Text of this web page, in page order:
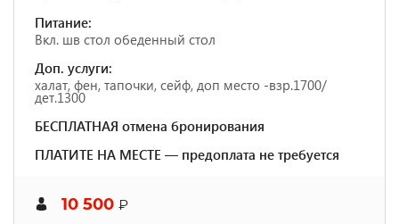
Питание:
Вкл. шв стол обеденный стол
Доп. услуги:
халат, фен, тапочки, сейф, доп место -взр.1700/
дет.1300
БЕСПЛАТНАЯ отмена бронирования
ПЛАТИТЕ НА МЕСТЕ — предоплата не требуется
10 500 ₽